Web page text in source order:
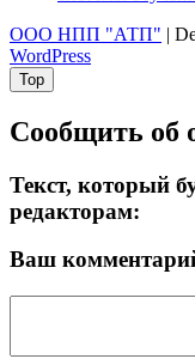
ООО НПП "АТП" |
WordPress
Top
Сообщить об
Текст, который
редакторам:
Ваш